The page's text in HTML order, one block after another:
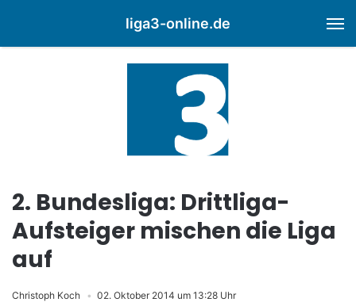
liga3-online.de
2. Bundesliga: Drittliga-
Aufsteiger mischen die Liga
auf
Christoph Koch 02. Oktober 2014 um 13:28 Uhr